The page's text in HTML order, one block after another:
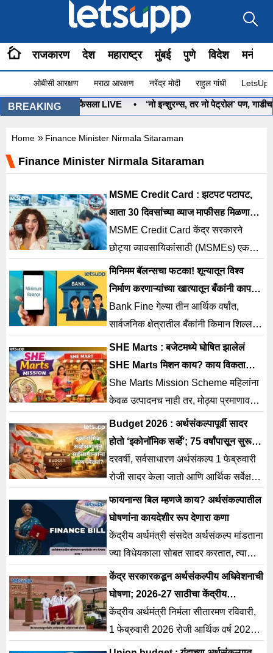
राजकारण देश महाराष्ट्र मुंबई पुणे विदेश
ओबीसी आरक्षण मराठा आरक्षण नरेंद्र मोदी राहुल गांधी
BREAKING
आज होणार फैसला LIVE • ‘नो इन्शुरन्स, तर नो पेट्रोल’ पण, गाडीचा
Home » Finance Minister Nirmala Sitaraman
Finance Minister Nirmala Sitaraman
MSME Credit Card : झटपट पटापट,
आता 30 दिवसांच्या व्याज माफीसह मिळणार 5
लाखांचं कर्ज
MSME Credit Card केंद्र सरकारने
छोट्या व्यावसायिकांसाठी (MSMEs) एक
खास क्रेडिट कार्ड आणण्याची योजना आखली
आहे.
मिनिमम बॅलन्सचा फटका! शून्यातून विश्व
निर्माण करणाऱ्यांच्या खात्यातून बँकांनी कापले
हजारो कोटी
Bank Fine गेल्या तीन आर्थिक वर्षांत,
सार्वजनिक क्षेत्रातील बँकांनी किमान शिल्लक
न ठेवल्याबद्दल ₹8,000 कोटींपेक्षा जास्त दंड
वसूल केला आहे.
SHE Marts : बजेटमध्ये घोषित झालेलं
SHE Marts मिशन काय? काय विकता
येणार, अर्ज कसा करायचा?
She Marts Mission Scheme महिलांना
केवळ उत्पादनच नाही तर, मोठ्या प्रमाणावर
त्यांच्या वस्तू विकता याव्यात अशी सरकारची
इच्छा आहे.
Budget 2026 : अर्थसंकल्पापूर्वी सादर
होतो ‘इकोनॉमिक सर्व्हे’; 75 वर्षांपासून सुरू
आहे परंपरा…
दरवर्षी, सर्वसाधारण अर्थसंकल्प 1 फेब्रुवारी
रोजी सादर केला जातो आणि आर्थिक सर्वेक्षण
एक दिवस आधी संसदेत मांडले जाते.
फायनान्स बिल म्हणजे काय? अर्थसंकल्पातील
घोषणांना कायदेशीर रूप देणारा कणा
केंद्रीय अर्थमंत्री संसदेत अर्थसंकल्प मांडताना
ज्या विधेयकाला सोबत सादर करतात, त्यालाच
फायनान्स बिल असं म्हटलं जातं.
केंद्र सरकारकडून अर्थसंकल्पीय अधिवेशनाची
घोषणा; 2026-27 साठीचा केंद्रीय
अर्थसंकल्प होणार सादर
केंद्रीय अर्थमंत्री निर्मला सीतारमण रविवारी,
1 फेब्रुवारी 2026 रोजी आर्थिक वर्ष 2026-
27 साठीचा केंद्रीय अर्थसंकल्प सादर